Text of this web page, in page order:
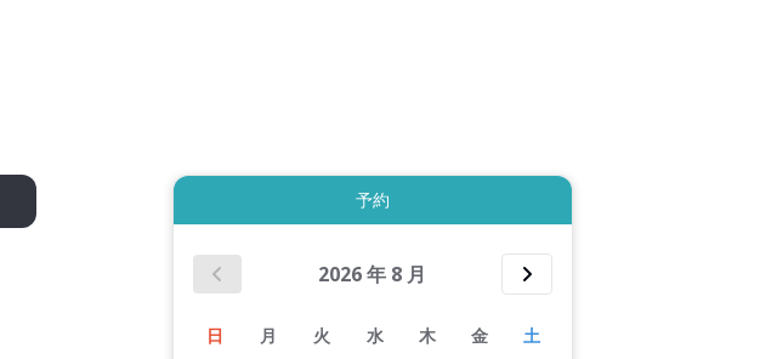
予約
2026年 8 月
日 月 火 水 木 金 土